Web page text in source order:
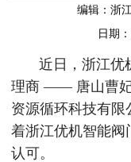
编辑：浙
日期
近日，浙江优
理商 —— 唐山曹妃
资源循环科技有
着浙江优机智能阀
认可。